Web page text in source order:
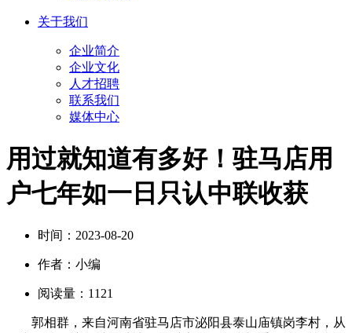
关于我们
企业简介
企业文化
人才招聘
联系我们
媒体中心
用过就知道有多好！驻马店用
户七年如一日只认中联收获
时间： 2023-08-20
作者： 小编
阅读量： 1121
郭相群，来自河南省驻马店市泌阳县泰山庙镇岗李村，从